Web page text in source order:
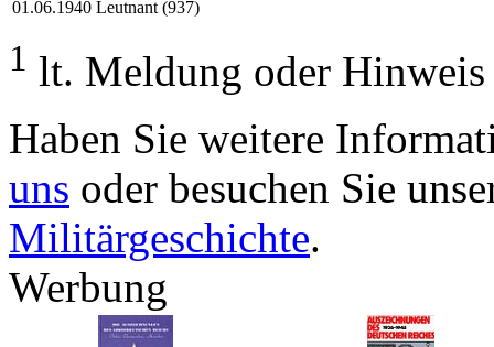
01.06.1940 Leutnant (937)
1 lt. Meldung oder Hinweis
Haben Sie weitere
uns oder besuchen Sie
Militärgeschichte.
Werbung